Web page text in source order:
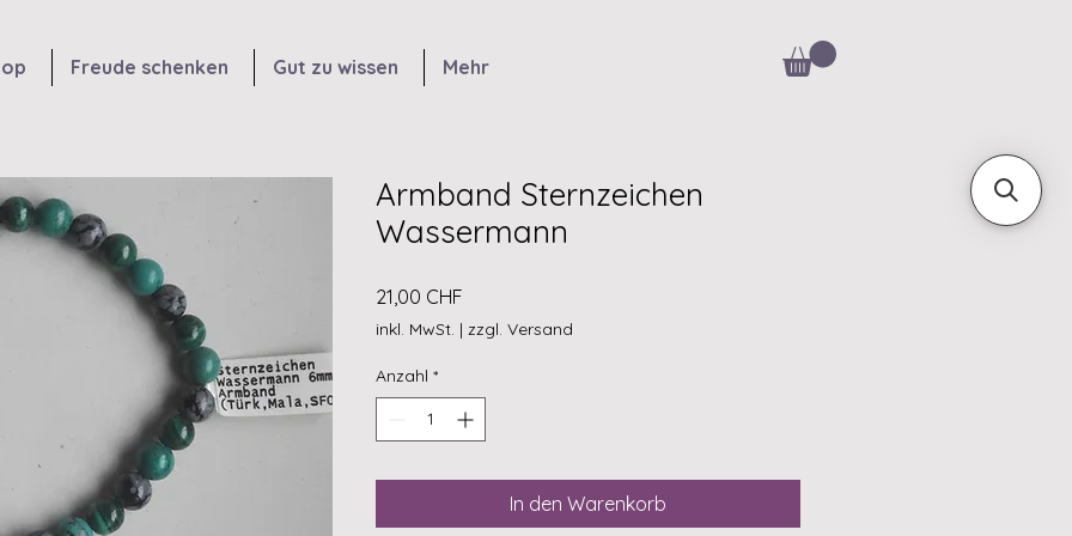
Freude schenken Gut zu wissen Mehr
Armband Sternzeichen
Wassermann
21,00 CHF
inkl. MwSt. | zzgl. Versand
Anzahl *
In den Warenkorb